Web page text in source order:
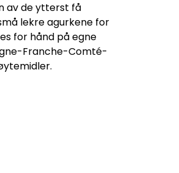
av de ytterst få
lekre agurkene for
for hånd på egne
Franche-Comté-